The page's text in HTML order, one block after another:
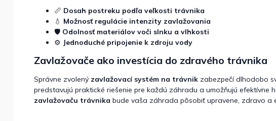
📏 Dosah postreku podľa veľkosti trávnika
💧 Možnosť regulácie intenzity zavlažovania
🛡️ Odolnosť materiálov voči slnku a vlhkosti
⚙️ Jednoduché pripojenie k zdroju vody
Zavlažovače ako investícia do zdravého trávnika
Správne zvolený zavlažovací systém na trávnik zabezpečí dlhodobo
predstavujú praktické riešenie pre každú záhradu a umožňujú efektívne
zavlažovaču trávnika bude vaša záhrada pôsobiť upravene, zdravo a